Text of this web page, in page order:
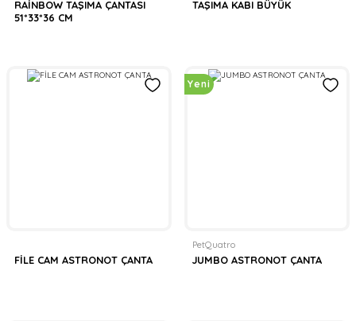
RAİNBOW TAŞIMA ÇANTASI
51*33*36 CM
TAŞIMA KABI BÜYÜK
FİLE CAM ASTRONOT ÇANTA
Yeni
PetQuatro
JUMBO ASTRONOT ÇANTA